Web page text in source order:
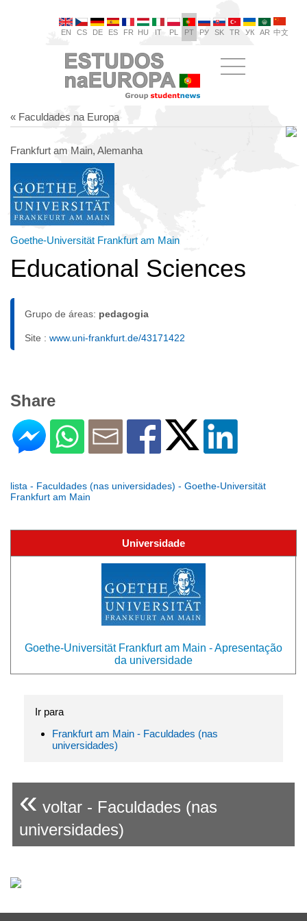
EN CS DE ES FR HU IT PL PT РУ SK TR УК AR 中文
« Faculdades na Europa
Frankfurt am Main, Alemanha
Goethe-Universität Frankfurt am Main
Educational Sciences
Grupo de áreas: pedagogia
Site : www.uni-frankfurt.de/43171422
Share
lista - Faculdades (nas universidades) - Goethe-Universität
Frankfurt am Main
Universidade
Goethe-Universität Frankfurt am Main - Apresentação
da universidade
Ir para
Frankfurt am Main - Faculdades (nas
universidades)
« voltar - Faculdades (nas
universidades)